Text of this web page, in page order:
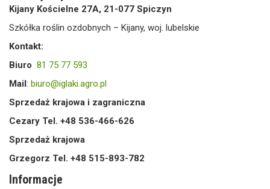
Kijany Kościelne 27A, 21-077 Spiczyn
Szkółka roślin ozdobnych – Kijany, woj. lubelskie
Kontakt:
Biuro 81 75 77 593
Mail: biuro@iglaki.agro.pl
Sprzedaż krajowa i zagraniczna
Cezary Tel. +48 536-466-626
Sprzedaż krajowa
Grzegorz Tel. +48 515-893-782
Informacje